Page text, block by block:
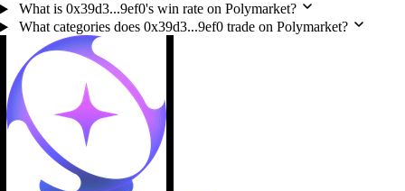
What is 0x39d3...9ef0's win rate on Polymarket?
What categories does 0x39d3...9ef0 trade on Polymarket?